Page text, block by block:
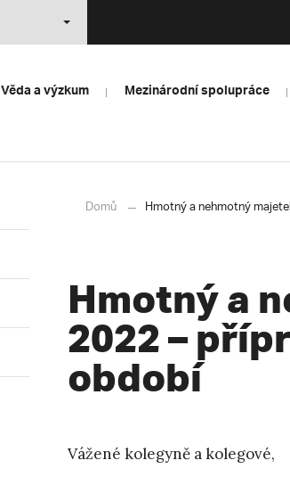
Věda a výzkum Mezinárodní spolupráce
Domů Hmotný a nehmotný
Hmotný a
2022 –
období
Vážené kolegyně a kolegové,